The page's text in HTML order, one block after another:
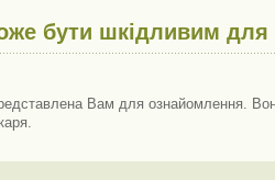
бути шкідливим для
​​Вам для ознайомлення.